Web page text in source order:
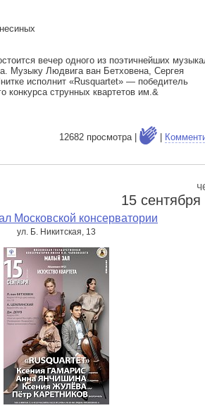
вечер одного из поэтичнейших
Музыку Людвига ван Бетховена, Сергея
исполнит «Rusquartet» — победитель
конкурса струнных квартетов им.&
12682 просмотра | |
15 сентября
Московской консерватории
ул. Б. Никитская, 13